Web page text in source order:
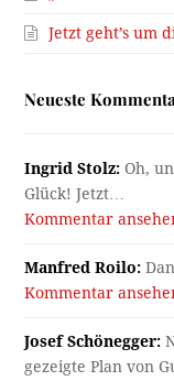
Jetzt geht’s um
Neueste
Ingrid Stolz: Oh,
Glück! Jetzt…
Kommentar
Manfred Roilo:
Kommentar
Josef Schönegger:
gezeigte Plan von